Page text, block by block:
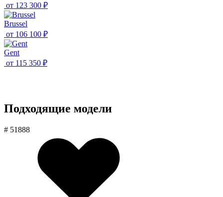
от 123 300 ₽
Brussel
от 106 100 ₽
Gent
от 115 350 ₽
Подходящие модели
# 51888